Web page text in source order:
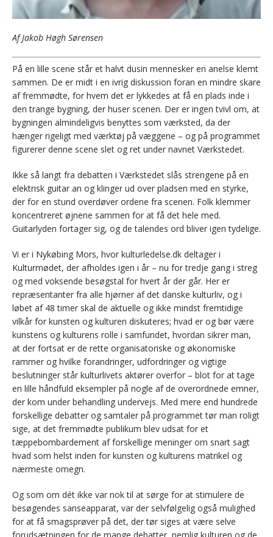
Af Jakob Høgh Sørensen
På en lille scene står et halvt dusin mennesker en anelse klemt
sammen. De er midt i en ivrig diskussion foran en mindre skare
af fremmødte, for hvem det er lykkedes at få en plads inde i
den trange bygning, der huser scenen. Der er ingen tvivl om, at
bygningen almindeligvis benyttes som værksted, da der
hænger rigeligt med værktøj på væggene – og på programmet
figurerer denne scene slet og ret under navnet Værkstedet.
Ikke så langt fra debatten i Værkstedet slås strengene på en
elektrisk guitar an og klinger ud over pladsen med en styrke,
der for en stund overdøver ordene fra scenen. Folk klemmer
koncentreret øjnene sammen for at få det hele med.
Guitarlyden fortager sig, og de talendes ord bliver igen tydelige.
Vi er i Nykøbing Mors, hvor kulturledelse.dk deltager i
Kulturmødet, der afholdes igen i år – nu for tredje gang i streg
og med voksende besøgstal for hvert år der går. Her er
repræsentanter fra alle hjørner af det danske kulturliv, og i
løbet af 48 timer skal de aktuelle og ikke mindst fremtidige
vilkår for kunsten og kulturen diskuteres; hvad er og bør være
kunstens og kulturens rolle i samfundet, hvordan sikrer man,
at der fortsat er de rette organisatoriske og økonomiske
rammer og hvilke forandringer, udfordringer og vigtige
beslutninger står kulturlivets aktører overfor – blot for at tage
en lille håndfuld eksempler på nogle af de overordnede emner,
der kom under behandling undervejs. Med mere end hundrede
forskellige debatter og samtaler på programmet tør man roligt
sige, at det fremmødte publikum blev udsat for et
tæppebombardement af forskellige meninger om snart sagt
hvad som helst inden for kunsten og kulturens matrikel og
nærmeste omegn.
Og som om dét ikke var nok til at sørge for at stimulere de
besøgendes sanseapparat, var der selvfølgelig også mulighed
for at få smagsprøver på det, der tør siges at være selve